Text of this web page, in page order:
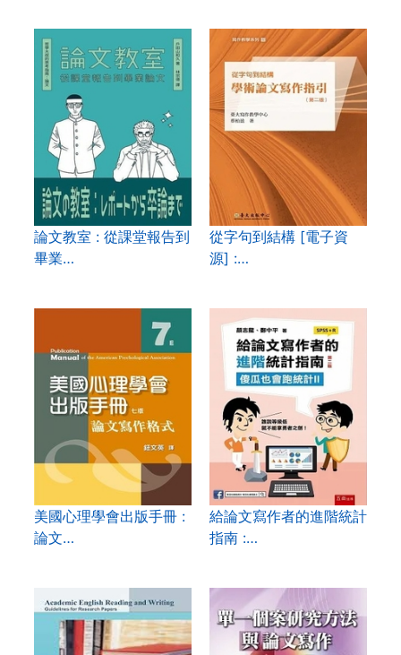
論文教室 : 從課堂報告到
畢業…
從字句到結構 [電子資
源] :…
美國心理學會出版手冊 :
論文…
給論文寫作者的進階統計
指南 :…